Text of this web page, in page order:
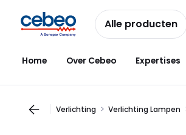
naar
navigatie
naar
inhoud
Alle producten
Home Over Cebeo Expertises
Verlichting Verlichting Lampen